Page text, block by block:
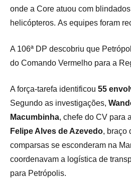
onde a Core atuou com
helicópteros. As equipes foram
A 106ª DP descobriu que
do Comando Vermelho para a
A força-tarefa identificou 55
Segundo as investigações,
Macumbinha, chefe do CV para
Felipe Alves de Azevedo, braço
comparsas se esconderam na
coordenavam a logística de
para Petrópolis.